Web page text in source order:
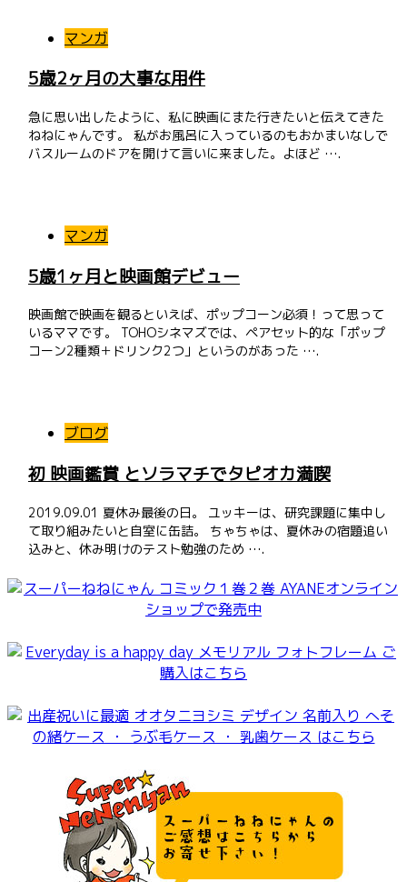
マンガ
5歳2ヶ月の大事な用件
急に思い出したように、私に映画にまた行きたいと伝えてきた
ねねにゃんです。 私がお風呂に入っているのもおかまいなしで
バスルームのドアを開けて言いに来ました。よほど ….
マンガ
5歳1ヶ月と映画館デビュー
映画館で映画を観るといえば、ポップコーン必須！って思って
いるママです。 TOHOシネマズでは、ペアセット的な「ポップ
コーン2種類＋ドリンク2つ」というのがあった ….
ブログ
初 映画鑑賞 とソラマチでタピオカ満喫
2019.09.01 夏休み最後の日。 ユッキーは、研究課題に集中し
て取り組みたいと自室に缶詰。 ちゃちゃは、夏休みの宿題追い
込みと、休み明けのテスト勉強のため ….